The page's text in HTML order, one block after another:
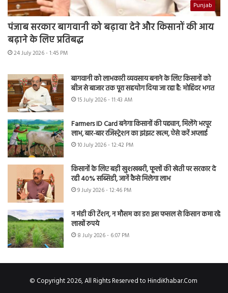
Punjab
पंजाब सरकार बागवानी को बढ़ावा देने और किसानों की आय
बढ़ाने के लिए प्रतिबद्ध
24 July 2026 - 1:45 PM
बागवानी को लाभकारी व्यवसाय बनाने के लिए किसानों को
बीज से बाजार तक पूरा सहयोग दिया जा रहा है: मोहिंदर भगत
15 July 2026 - 11:43 AM
Farmers ID Card बनेगा किसानों की पहचान, मिलेंगे भरपूर
लाभ, बार-बार रजिस्ट्रेशन का झंझट खत्म, ऐसे करें अप्लाई
10 July 2026 - 12:42 PM
किसानों के लिए बड़ी खुशखबरी, फूलों की खेती पर सरकार दे
रही 40% सब्सिडी, जानें कैसे मिलेगा लाभ
9 July 2026 - 12:46 PM
न मंडी की टेंशन, न मौसम का डर! इस फसल से किसान कमा रहे
लाखों रुपये
8 July 2026 - 6:07 PM
© Copyright 2026, All Rights Reserved to HindiKhabar.Com